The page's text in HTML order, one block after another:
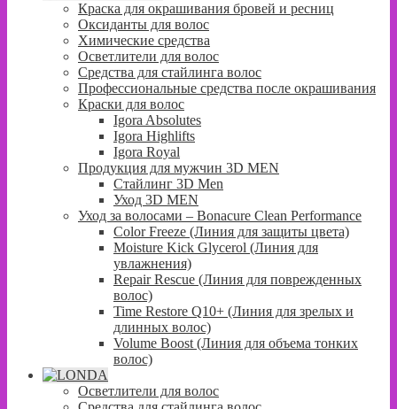
Краска для окрашивания бровей и ресниц
Оксиданты для волос
Химические средства
Осветлители для волос
Средства для стайлинга волос
Профессиональные средства после окрашивания
Краски для волос
Igora Absolutes
Igora Highlifts
Igora Royal
Продукция для мужчин 3D MEN
Стайлинг 3D Men
Уход 3D MEN
Уход за волосами – Bonacure Clean Performance
Color Freeze (Линия для защиты цвета)
Moisture Kick Glycerol (Линия для
увлажнения)
Repair Rescue (Линия для поврежденных
волос)
Time Restore Q10+ (Линия для зрелых и
длинных волос)
Volume Boost (Линия для объема тонких
волос)
Осветлители для волос